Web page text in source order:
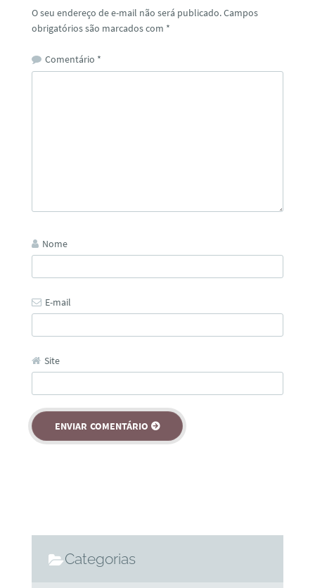
O seu endereço de e-mail não será publicado.Campos
obrigatórios são marcados com *
Comentário *
Nome
E-mail
Site
Categorias